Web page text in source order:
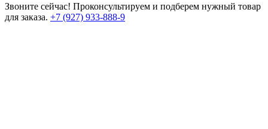
Звоните сейчас! Проконсультируем и подберем нужный товар
для заказа. +7 (927) 933-888-9